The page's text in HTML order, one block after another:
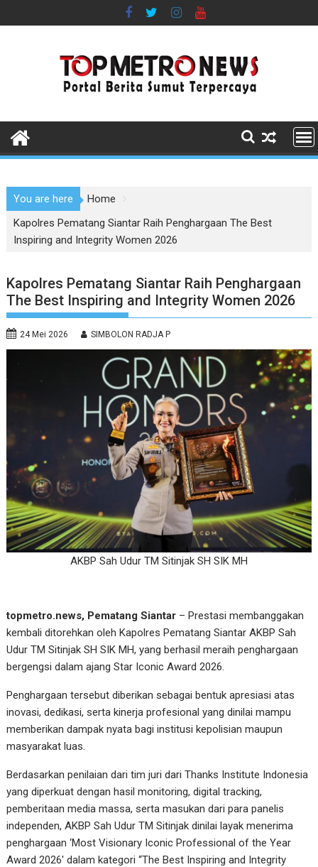
to
You are here
Home
Kapolres Pematang Siantar Raih Penghargaan The Best
Inspiring and Integrity Women 2026
Kapolres Pematang Siantar Raih Penghargaan
The Best Inspiring and Integrity Women 2026
24 Mei 2026 SIMBOLON RADJA P
AKBP Sah Udur TM Sitinjak SH SIK MH
topmetro.news, Pematang Siantar – Prestasi membanggakan
kembali ditorehkan oleh Kapolres Pematang Siantar AKBP Sah
Udur TM Sitinjak SH SIK MH, yang berhasil meraih penghargaan
bergengsi dalam ajang Star Iconic Award 2026.
Penghargaan tersebut diberikan sebagai bentuk apresiasi atas
inovasi, dedikasi, serta kinerja profesional yang dinilai mampu
memberikan dampak nyata bagi institusi kepolisian maupun
masyarakat luas.
Berdasarkan penilaian dari tim juri dari Thanks Institute Indonesia
yang diperkuat dengan hasil monitoring, digital tracking,
pemberitaan media massa, serta masukan dari para panelis
independen, AKBP Sah Udur TM Sitinjak dinilai layak menerima
penghargaan ‘Most Visionary Iconic Professional of the Year
Award 2026′ dalam kategori “The Best Inspiring and Integrity